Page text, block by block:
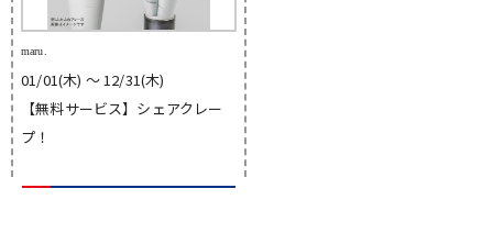
maru.
01/01(木) 〜 12/31(木)
【無料サービス】シェアクレー
プ！